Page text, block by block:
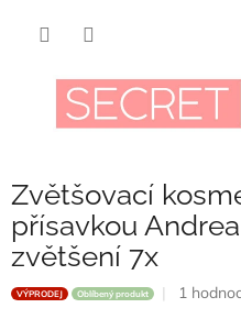
Zvětšovací
přísavkou Andrea
zvětšení 7x
VÝPRODEJ Oblíbený produkt 1